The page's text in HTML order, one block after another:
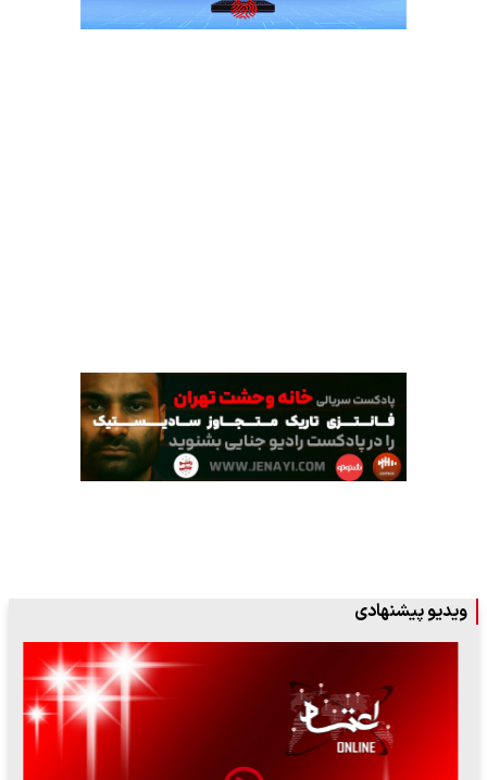
ویدیو پیشنهادی